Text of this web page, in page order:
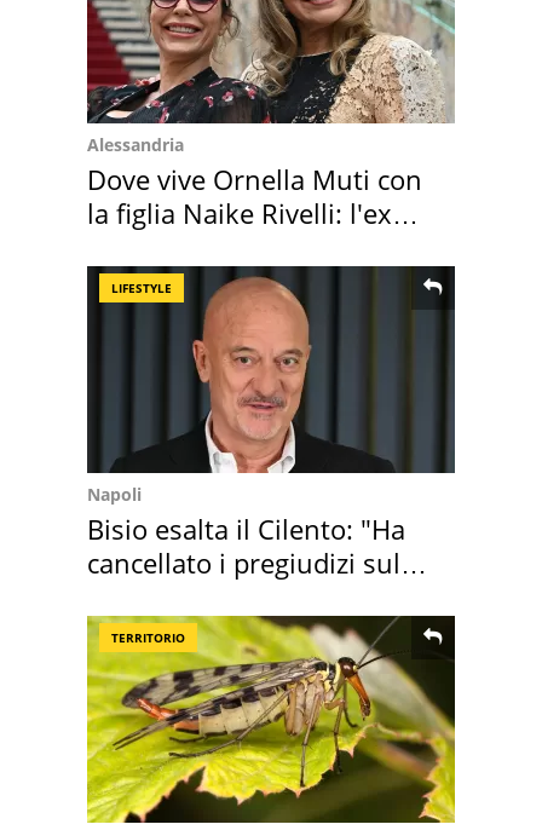
Alessandria
Dove vive Ornella Muti con
la figlia Naike Rivelli: l'ex
LIFESTYLE
Napoli
Bisio esalta il Cilento: "Ha
cancellato i pregiudizi sul
TERRITORIO